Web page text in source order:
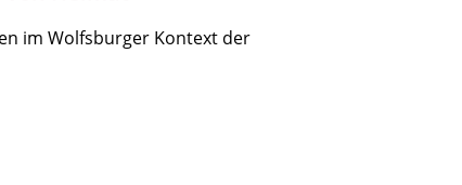
im Wolfsburger Kontext der